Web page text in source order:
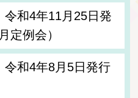
和4年11月25日発
定例会）
和4年8月5日発行